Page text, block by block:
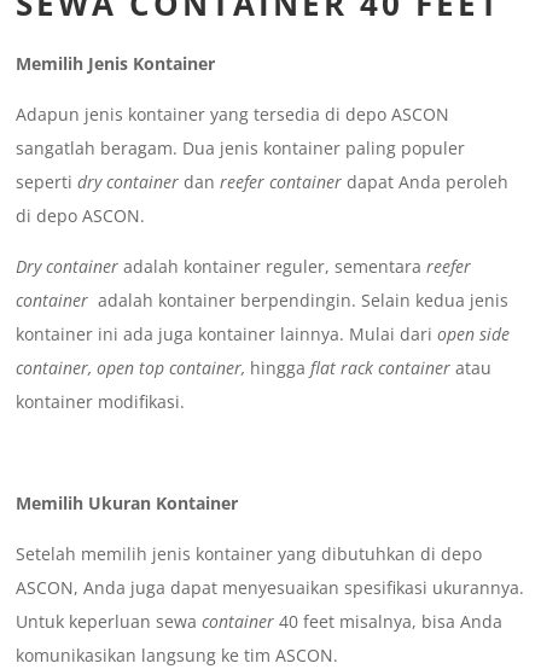
Memilih Jenis Kontainer
Adapun jenis kontainer yang tersedia di depo ASCON
sangatlah beragam. Dua jenis kontainer paling populer
sepertidry container danreefer container dapat Anda peroleh
di depo ASCON.
Dry container adalah kontainer reguler, sementarareefer
container adalah kontainer berpendingin. Selain kedua jenis
kontainer ini ada juga kontainer lainnya. Mulai dariopen side
container, open top container, hinggaflat rack container atau
kontainer modifikasi.
Memilih Ukuran Kontainer
Setelah memilih jenis kontainer yang dibutuhkan di depo
ASCON, Anda juga dapat menyesuaikan spesifikasi ukurannya.
Untuk keperluan sewacontainer 40 feet misalnya, bisa Anda
komunikasikan langsung ke tim ASCON.